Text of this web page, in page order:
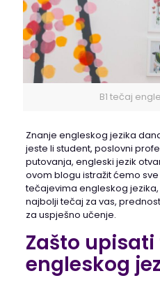
B1 tečaj
Znanje engleskog jezika
jeste li student, poslovni
putovanja, engleski jezik
ovom blogu istražit ćemo
tečajevima engleskog
najbolji tečaj za vas,
za uspješno učenje.
Zašto
engleskog